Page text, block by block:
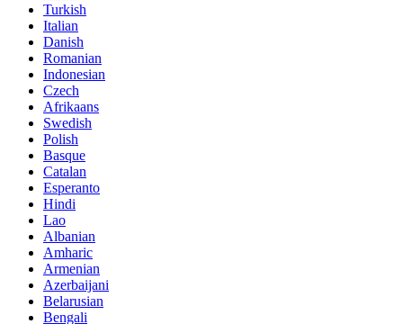
Turkish
Italian
Danish
Romanian
Indonesian
Czech
Afrikaans
Swedish
Polish
Basque
Catalan
Esperanto
Hindi
Lao
Albanian
Amharic
Armenian
Azerbaijani
Belarusian
Bengali